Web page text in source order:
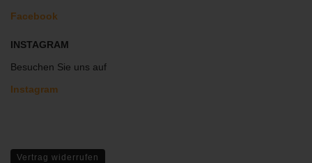
Facebook
INSTAGRAM
Besuchen Sie uns auf
Instagram
Vertrag widerrufen